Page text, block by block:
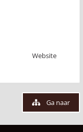
Website
Ga naar